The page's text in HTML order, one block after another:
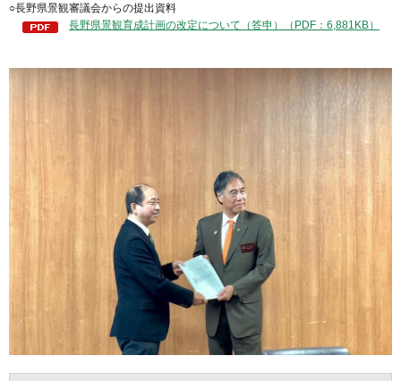
○長野県景観審議会からの提出資料
長野県景観育成計画の改定について（答申）（PDF：6,881KB）